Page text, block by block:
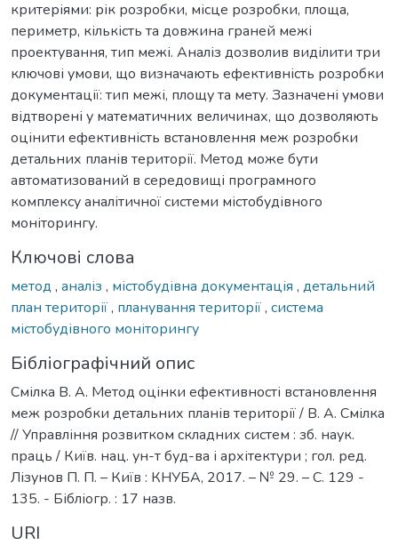
критеріями: рік розробки, місце розробки, площа,
периметр, кількість та довжина граней межі
проектування, тип межі. Аналіз дозволив виділити три
ключові умови, що визначають ефективність розробки
документації: тип межі, площу та мету. Зазначені умови
відтворені у математичних величинах, що дозволяють
оцінити ефективність встановлення меж розробки
детальних планів території. Метод може бути
автоматизований в середовищі програмного
комплексу аналітичної системи містобудівного
моніторингу.
Ключові слова
метод , аналіз , містобудівна документація , детальний
план території, планування території, система
містобудівного моніторингу
Бібліографічний опис
Смілка В. А. Метод оцінки ефективності встановлення
меж розробки детальних планів території / В. А. Смілка
// Управління розвитком складних систем : зб. наук.
праць / Київ. нац. ун-т буд-ва і архітектури ; гол. ред.
Лізунов П. П. – Київ : КНУБА, 2017. – № 29. – С. 129 -
135. - Бібліогр. : 17 назв.
URI